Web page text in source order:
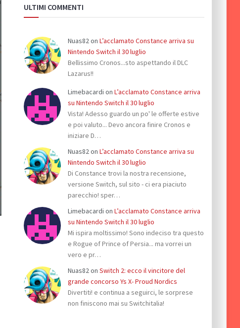
ULTIMI COMMENTI
Nuas82on L’acclamato Constance arriva su
Nintendo Switch il 30 luglio
Bellissimo Cronos...sto aspettando il DLC
Lazarus!!
Limebacardi on L’acclamato Constance arriva
su Nintendo Switch il 30 luglio
Vista! Adesso guardo un po' le offerte estive
e poi valuto... Devo ancora finire Cronos e
iniziare D…
Nuas82on L’acclamato Constance arriva su
Nintendo Switch il 30 luglio
Di Constance trovi la nostra recensione,
versione Switch, sul sito - ci era piaciuto
parecchio! sper…
Limebacardi on L’acclamato Constance arriva
su Nintendo Switch il 30 luglio
Mi ispira moltissimo! Sono indeciso tra questo
e Rogue of Prince of Persia... ma vorrei un
vero e pr…
Nuas82on Switch 2: ecco il vincitore del
grande concorso Ys X- Proud Nordics
Divertiti! e continua a seguirci, le sorprese
non finiscono mai su Switchitalia!